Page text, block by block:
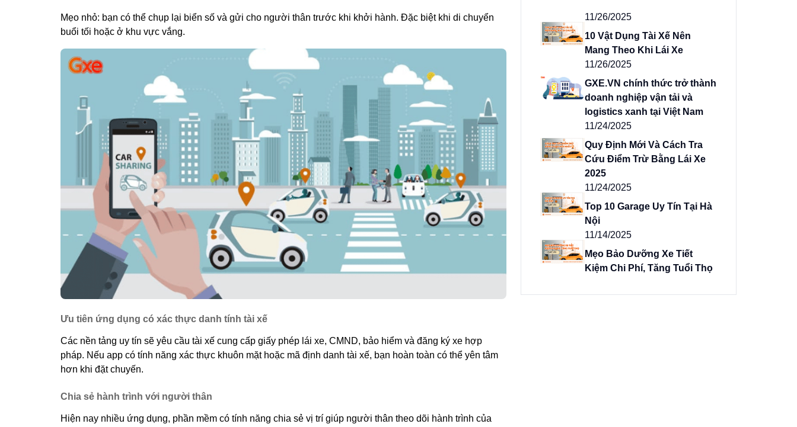
Mẹo nhỏ: bạn có thể chụp lại biển số và gửi cho người thân trước khi khởi hành. Đặc biệt khi di chuyển
buổi tối hoặc ở khu vực vắng.
Ưu tiên ứng dụng có xác thực danh tính tài xế
Các nền tảng uy tín sẽ yêu cầu tài xế cung cấp giấy phép lái xe, CMND, bảo hiểm và đăng ký xe hợp
pháp. Nếu app có tính năng xác thực khuôn mặt hoặc mã định danh tài xế, bạn hoàn toàn có thể yên tâm
hơn khi đặt chuyến.
Chia sẻ hành trình với người thân
Hiện nay nhiều ứng dụng, phần mềm có tính năng chia sẻ vị trí giúp người thân theo dõi hành trình của
11/26/2025
10 Vật Dụng Tài Xế Nên
Mang Theo Khi Lái Xe
11/26/2025
GXE.VN chính thức trở thành
doanh nghiệp vận tải và
logistics xanh tại Việt Nam
11/24/2025
Quy Định Mới Và Cách Tra
Cứu Điểm Trừ Bằng Lái Xe
2025
11/24/2025
Top 10 Garage Uy Tín Tại Hà
Nội
11/14/2025
Mẹo Bảo Dưỡng Xe Tiết
Kiệm Chi Phí, Tăng Tuổi Thọ